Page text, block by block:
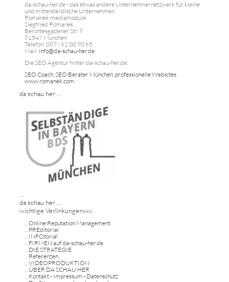
da-schau-her.de - das etwas andere Unternehmernetzwerk für kleine
und mittelständische Unternehmen
Romanek mediamodule
Siegfried Romanek
Berchtesgadener Str. 9
81547 München
Telefon: 089 / 62 00 90 65
Mail: info@da-schau-her.de
Die SEO Agentur hinter da-schau-her.de:
SEO Coach, SEO Berater München, professionelle Websites
www.romanek.com
da schau her ...
da schau her ...
wichtige Verlinkungenxxx
...Online Reputation Management
... PREditorial
... INFOtorial
... FIRMEN auf da-schau-her.de
... DIE STRATEGIE
... Referenzen
...VIDEOPRODUKTION
... ÜBER DA SCHAU HER
... Kontakt - Impressum - Datenschutz